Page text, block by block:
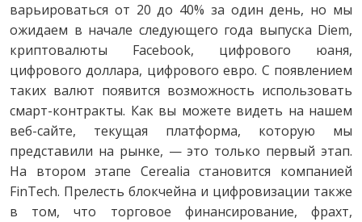
варьироваться от 20 до 40% за один день, но мы
ожидаем в начале следующего года выпуска Diem,
криптовалюты Facebook, цифрового юаня,
цифрового доллара, цифрового евро. С появлением
таких валют появится возможность использовать
смарт-контракты. Как вы можете видеть на нашем
веб-сайте, текущая платформа, которую мы
представили на рынке, — это только первый этап.
На втором этапе Cerealia становится компанией
FinTech. Прелесть блокчейна и цифровизации также
в том, что торговое финансирование, фрахт,